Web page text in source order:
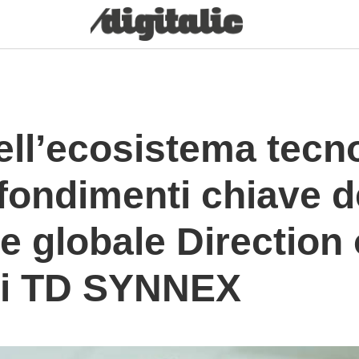
chiave
globale Direction
SYNNEX